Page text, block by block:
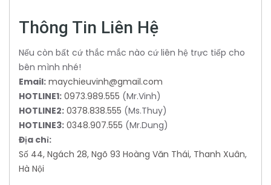
Thông Tin Liên Hệ
Nếu còn bất cứ thắc mắc nào cứ liên hệ trực tiếp cho
bên mình nhé!
Email: maychieuvinh@gmail.com
HOTLINE1: 0973.989.555 (Mr.Vinh)
HOTLINE2: 0378.838.555 (Ms.Thuy)
HOTLINE3: 0348.907.555 (Mr.Dung)
Địa chỉ:
Số 44, Ngách 28, Ngõ 93 Hoàng Văn Thái, Thanh Xuân,
Hà Nội